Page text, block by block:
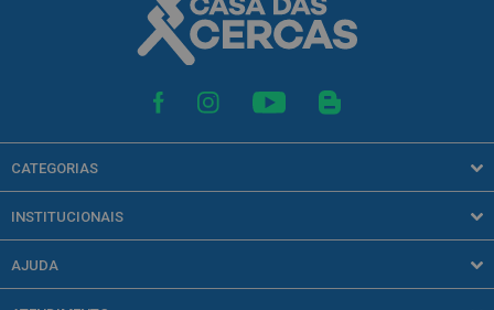
CATEGORIAS
Concertinas
Gradil
INSTITUCIONAIS
AJUDA